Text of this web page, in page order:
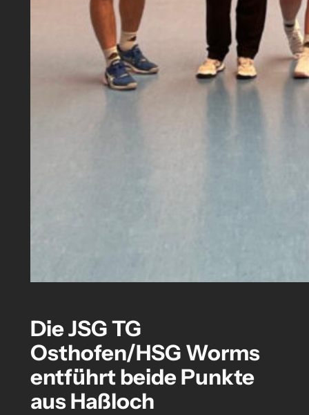
Die JSG TG
Osthofen/HSG Worms
entführt beide Punkte
aus Haßloch